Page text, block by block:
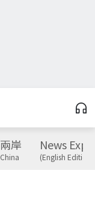
兩岸
China
News
(English Edition)